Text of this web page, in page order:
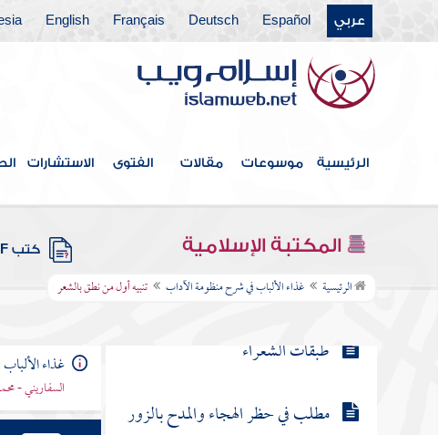
عربي Español
Deutsch
Français
English
الرئيسية موسوعات مقالات الفتوى الاستشارات
المكتبة الإسلامية كتب PDF
الرئيسية غذاء الألباب في شرح منظومة الآداب تنبيه أول من نطق بالشعر
مطلب في سماعه صلى الله عليه
وسلم شعر أصحابه وتشبيبهم
إن من الشعر لحكمة
تنبيه أول من نطق بالشعر
طبقات الشعراء
مطلب في حظر الهجاء والمدح بالزور
غذاء
السفاريني -